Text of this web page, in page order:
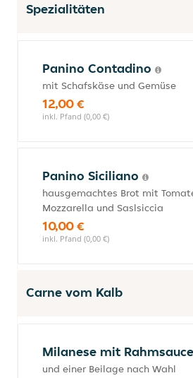
Spezialitäten
Panino Contadino
mit Schafskäse und Gemüse
12,00 €
inkl. Pfand (0,00 €)
Panino Siciliano
hausgemachtes Brot mit
Mozzarella und Saslsiccia
10,00 €
inkl. Pfand (0,00 €)
Carne vom Kalb
Milanese mit Rahmsauce
und einer Beilage nach Wahl